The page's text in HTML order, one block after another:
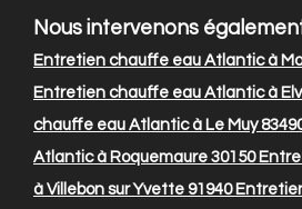
Nous intervenons
Entretien chauffe eau Atlantic à
Entretien chauffe eau Atlantic à
chauffe eau Atlantic à Le Muy
Atlantic à Roquemaure 30150
à Villebon sur Yvette 91940